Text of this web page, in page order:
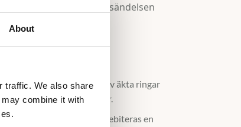
About
traffic. We also share
combine it with
och returfrakt, med försändelsen
dras av vid ett köp av äkta ringar
genomförs inom 90 dagar.
frieriringen kommer ni debiteras en